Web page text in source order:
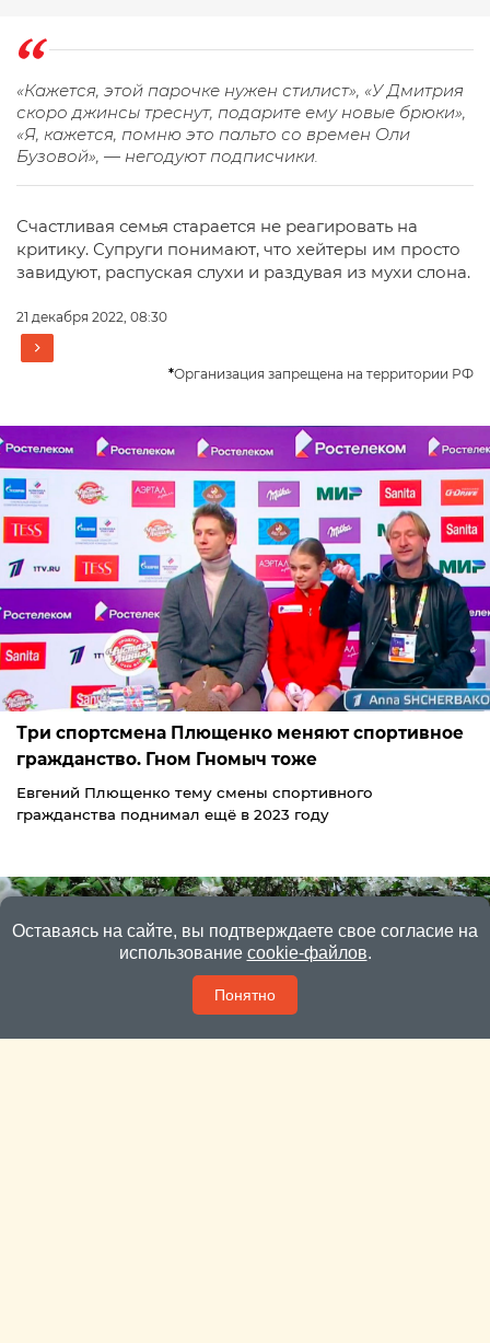
«Кажется, этой парочке нужен стилист», «У Дмитрия
скоро джинсы треснут, подарите ему новые брюки»,
«Я, кажется, помню это пальто со времен Оли
Бузовой», — негодуют подписчики.
Счастливая семья старается не реагировать на
критику. Супруги понимают, что хейтеры им просто
завидуют, распуская слухи и раздувая из мухи слона.
21 декабря 2022, 08:30
*Организация запрещена на территории РФ
Три спортсмена Плющенко меняют спортивное
гражданство. Гном Гномыч тоже
Евгений Плющенко тему смены спортивного
гражданства поднимал ещё в 2023 году
Оставаясь на сайте, вы подтверждаете свое согласие на
использование cookie-файлов.
Понятно